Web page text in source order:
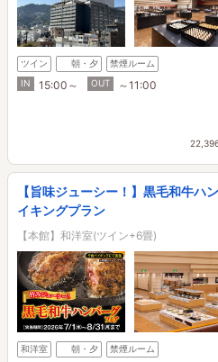
ツイン 朝・夕
禁煙ルーム
IN
15:00～ OUT ～11:00
【旨味ジューシー！】黒毛和牛
イキングプラン
【本館】和洋室(ツイン+6畳)
和洋室 朝・夕
禁煙ルーム